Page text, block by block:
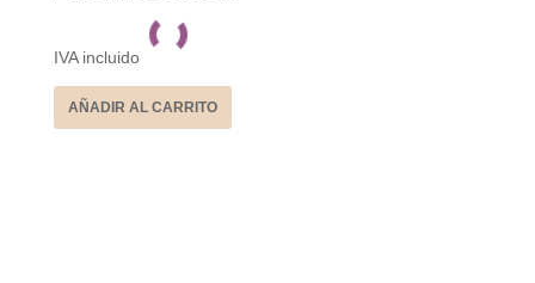
IVA incluido
AÑADIR AL CARRITO